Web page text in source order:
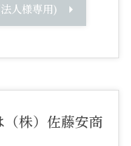
人様専用)
株）佐藤安商